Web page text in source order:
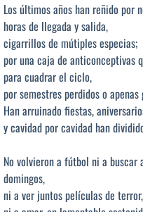
Los últimos años han reñido por
horas de llegada y salida,
cigarrillos de mútiples especias;
por una caja de anticonceptivas
para cuadrar el ciclo,
por semestres perdidos o apenas
Han arruinado fiestas,
y cavidad por cavidad han
No volvieron a fútbol ni a buscar
domingos,
ni a ver juntos películas de terror,